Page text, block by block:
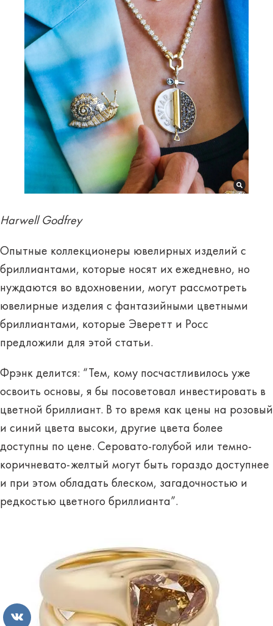
Harwell Godfrey
Опытные коллекционеры ювелирных изделий с
бриллиантами, которые носят их ежедневно, но
нуждаются во вдохновении, могут рассмотреть
ювелирные изделия с фантазийными цветными
бриллиантами, которые Эверетт и Росс
предложили для этой статьи.
Фрэнк делится: “Тем, кому посчастливилось уже
освоить основы, я бы посоветовал инвестировать в
цветной бриллиант. В то время как цены на розовый
и синий цвета высоки, другие цвета более
доступны по цене. Серовато-голубой или темно-
коричневато-желтый могут быть гораздо доступнее
и при этом обладать блеском, загадочностью и
редкостью цветного бриллианта”.